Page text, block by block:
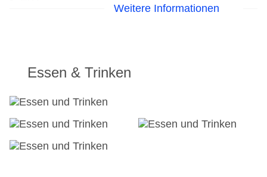
Internet: WLAN/WiFi, im gesamten Hotel
Zahlungsarten: TUI Card / VISA, MasterCard,
American Express, EC Karte/Maestro
Parkmöglichkeiten: Parkplatz (nach
Verfügbarkeit), unbewacht: ohne Gebühr, Valet
Parking: ohne Gebühr
Tagungseinrichtungen: Konferenzräume: 3,
Weitere Informationen
Essen & Trinken